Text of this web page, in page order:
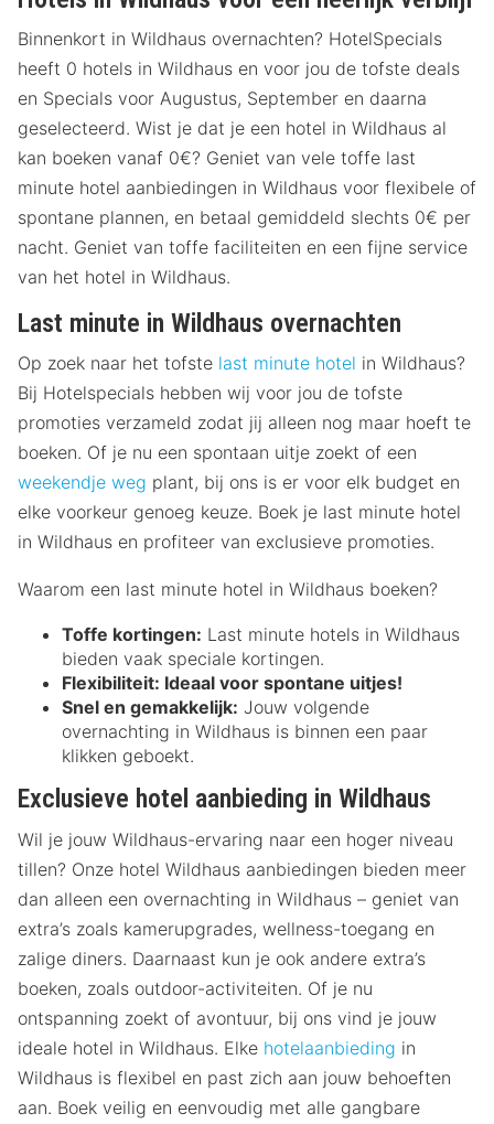
Binnenkort in Wildhaus overnachten? HotelSpecials
heeft 0 hotels in Wildhaus en voor jou de tofste deals
en Specials voor Augustus, September en daarna
geselecteerd. Wist je dat je een hotel in Wildhaus al
kan boeken vanaf 0€? Geniet van vele toffe last
minute hotel aanbiedingen in Wildhaus voor flexibele of
spontane plannen, en betaal gemiddeld slechts 0€ per
nacht. Geniet van toffe faciliteiten en een fijne service
van het hotel in Wildhaus.
Last minute in Wildhaus overnachten
Op zoek naar het tofste last minute hotel in Wildhaus?
Bij Hotelspecials hebben wij voor jou de tofste
promoties verzameld zodat jij alleen nog maar hoeft te
boeken. Of je nu een spontaan uitje zoekt of een
weekendje weg plant, bij ons is er voor elk budget en
elke voorkeur genoeg keuze. Boek je last minute hotel
in Wildhaus en profiteer van exclusieve promoties.
Waarom een last minute hotel in Wildhaus boeken?
Toffe kortingen: Last minute hotels in Wildhaus
bieden vaak speciale kortingen.
Flexibiliteit: Ideaal voor spontane uitjes!
Snel en gemakkelijk: Jouw volgende
overnachting in Wildhaus is binnen een paar
klikken geboekt.
Exclusieve hotel aanbieding in Wildhaus
Wil je jouw Wildhaus-ervaring naar een hoger niveau
tillen? Onze hotel Wildhaus aanbiedingen bieden meer
dan alleen een overnachting in Wildhaus – geniet van
extra’s zoals kamerupgrades, wellness-toegang en
zalige diners. Daarnaast kun je ook andere extra’s
boeken, zoals outdoor-activiteiten. Of je nu
ontspanning zoekt of avontuur, bij ons vind je jouw
ideale hotel in Wildhaus. Elke hotelaanbieding in
Wildhaus is flexibel en past zich aan jouw behoeften
aan. Boek veilig en eenvoudig met alle gangbare